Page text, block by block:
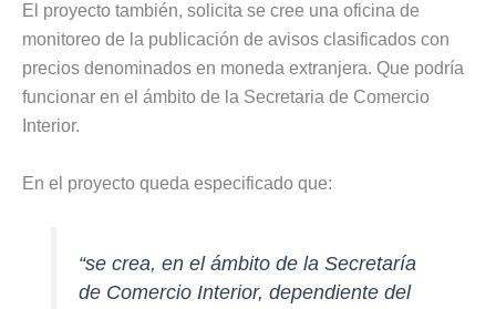
El proyecto también, solicita se cree una oficina de
monitoreo de la publicación de avisos clasificados con
precios denominados en moneda extranjera. Que podría
funcionar en el ámbito de la Secretaria de Comercio
Interior.
En el proyecto queda especificado que:
“se crea, en el ámbito de la Secretaría
de Comercio Interior, dependiente del